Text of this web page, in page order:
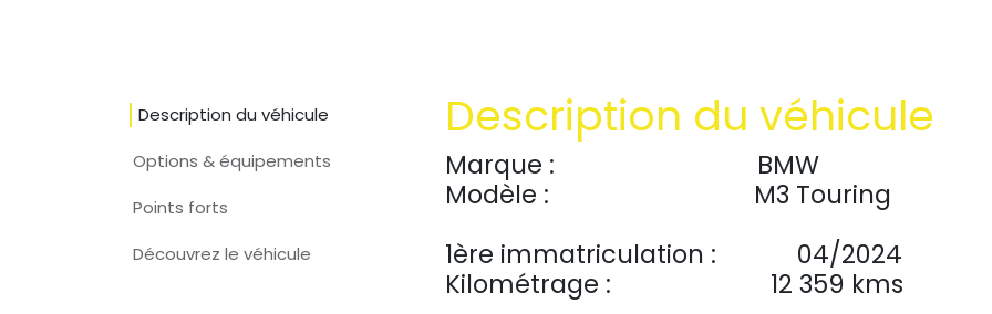
Description du véhicule
Options & équipements
Points forts
Découvrez le véhicule
Description du véhicule
Marque :
​BMW
Modèle :
​M3 Touring
1ère immatriculation :
​04/2024
Kilométrage :
​12 359 kms